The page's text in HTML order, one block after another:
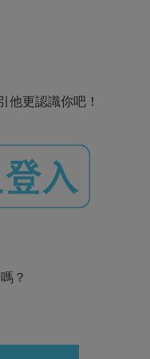
他更認識你吧！
？